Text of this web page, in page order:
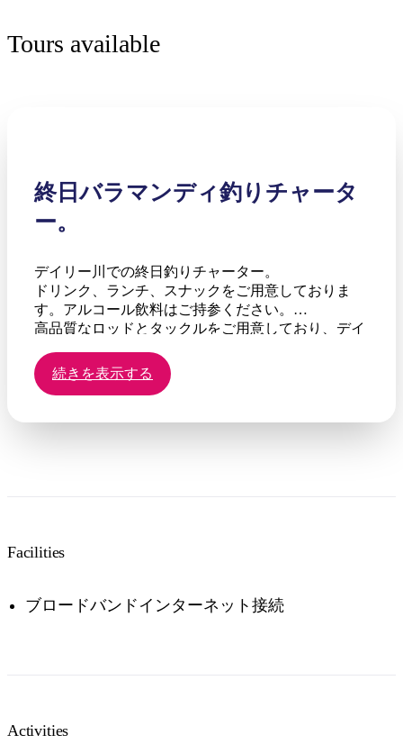
up
Tours available
終日バラマンディ釣りチャータ
ー。
デイリー川での終日釣りチャーター。
ドリンク、ランチ、スナックをご用意しておりま
す。アルコール飲料はご持参ください。
高品質なロッドとタックルをご用意しており、デイ
ガイドが釣った魚の切り身をお作りします。
ノーザンテリトリー水産省のガイドラインに従っ
続きを表示する
Facilities
ブロードバンドインターネット接続
Activities